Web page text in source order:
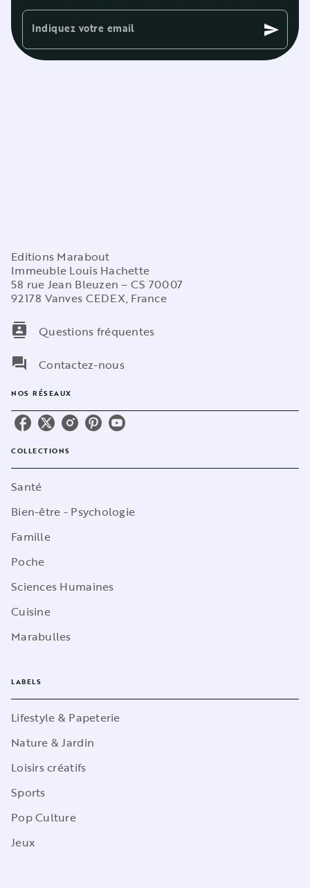
Indiquez votre email send
Editions Marabout
Immeuble Louis Hachette
58 rue Jean Bleuzen – CS 70007
92178 Vanves CEDEX, France
contacts
Questions fréquentes
question_answer
Contactez-nous
NOS RÉSEAUX
COLLECTIONS
Santé
Bien-être - Psychologie
Famille
Poche
Sciences Humaines
Cuisine
Marabulles
LABELS
Lifestyle & Papeterie
Nature & Jardin
Loisirs créatifs
Sports
Pop Culture
Jeux